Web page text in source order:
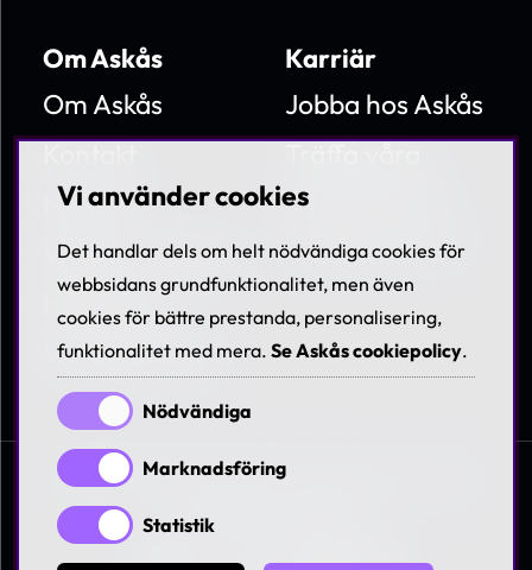
Om Askås
Om Askås
Nyheter
Villkor & Policies
Hållbarhet
Visselblåsning
Karriär
Jobba hos Askås
medarbetare
Lediga tjänster
© 1997-2026 Askås I&R AB. All rights reserved. Se
våra
Vi använder cookies
Det handlar dels om helt nödvändiga cookies för
webbsidans grundfunktionalitet, men även
cookies för bättre prestanda, personalisering,
funktionalitet med mera. Se Askås cookiepolicy.
Nödvändiga
Marknadsföring
Statistik